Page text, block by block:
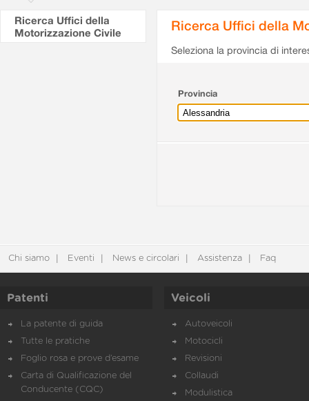
Ricerca Uffici della
Motorizzazione Civile
Ricerca Uffici della
Seleziona la provincia di
Provincia
Chi siamo Eventi News e circolari Assistenza Faq
Patenti
La patente di guida
Tutte le pratiche
Foglio rosa e prove d’esame
Carta di Qualificazione del
Conducente (CQC)
Veicoli
Autoveicoli
Motocicli
Revisioni
Collaudi
Modulistica